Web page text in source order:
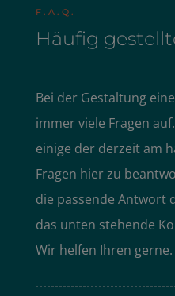
F.A.Q.
Häufig
Bei der Gestaltung
immer viele Fragen
einige der derzeit am
Fragen hier zu
die passende Antwort
das unten stehende
Wir helfen Ihren gerne.